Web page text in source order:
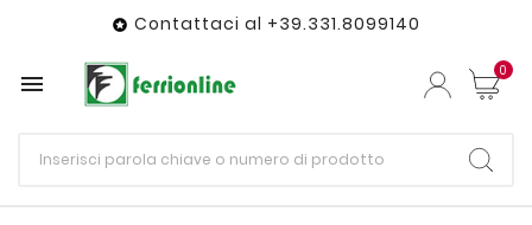
 Contattaci al +39.331.8099140
 0